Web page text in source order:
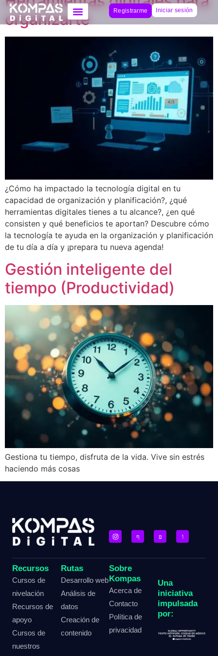
Registrarme Iniciar sesión
organizarte
¿Cómo ha impactado la tecnología digital en tu
capacidad de organización y planificación?, ¿qué
herramientas digitales tienes a tu alcance?, ¿en qué
consisten y qué beneficios te aportan? Descubre cómo
la tecnología te ayuda en la organización y planificación
de tu día a día y ¡prepara tu nueva agenda!
Gestión inteligente del
tiempo (Productividad)
Gestiona tu tiempo, disfruta de la vida. Vive sin estrés
haciendo más cosas
Recursos
Cursos de
nivelación
Recursos de
apoyo
Cursos de
nuestros
Rutas
Desarrollo web
Análisis de
datos
Creación de
contenido
Sobre
Kompas
Acerca de
Contacto
Política de
privacidad
Una
iniciativa
impulsada
por: